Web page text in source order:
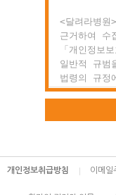
전항
제3조 약관
이 약관에
있을 경우
○ 제2장 회
양식을 작
<달려라병원
근거하여 수
「개인정보
일반적 규범
법령의 규정
공공업무의
위해 적법
권익의 침해
개인정보취급방침 이메일